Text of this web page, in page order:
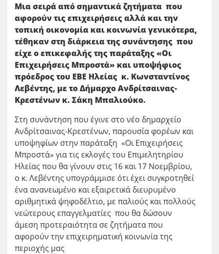
Μια σειρά από σημαντικά ζητήματα που
αφορούν τις επιχειρήσεις αλλά και την
τοπική οικονομία και κοινωνία γενικότερα,
τέθηκαν στη διάρκεια της συνάντησης που
είχε ο επικεφαλής της παράταξης «Οι
Επιχειρήσεις Μπροστά» και υποψήφιος
πρόεδρος του ΕΒΕ Ηλείας κ. Κωνσταντίνος
Λεβέντης, με το Δήμαρχο Ανδρίτσαινας-
Κρεστένων κ. Σάκη Μπαλιούκο.
Στη συνάντηση που έγινε στο νέο δημαρχείο
Ανδρίτσαινας-Κρεστένων, παρουσία φορέων και
υποψηφίων στην παράταξη «Οι Επιχειρήσεις
Μπροστά» για τις εκλογές του Επιμελητηρίου
Ηλείας που θα γίνουν στις 16 και 17 Νοεμβρίου,
ο κ. Λεβέντης υπογράμμισε ότι έχει συγκροτηθεί
ένα ανανεωμένο και εξαιρετικά διευρυμένο
αριθμητικά ψηφοδέλτιο, με παλιούς και πολλούς
νεώτερους επαγγελματίες που θα δώσουν
άμεση προτεραιότητα σε ζητήματα που
αφορούν την επιχειρηματική κοινωνία της
περιοχής μας